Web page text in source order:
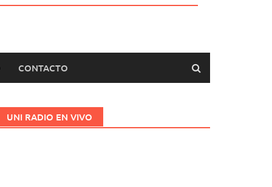
CONTACTO
UNI RADIO EN VIVO